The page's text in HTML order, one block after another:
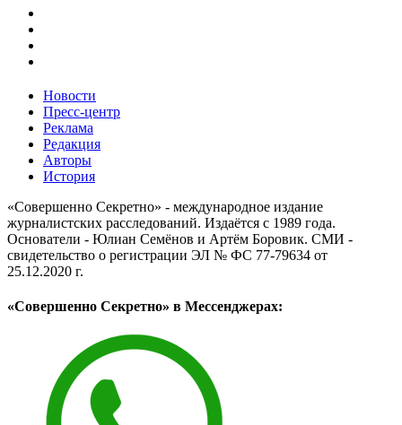
Новости
Пресс-центр
Реклама
Редакция
Авторы
История
«Совершенно Секретно» - международное издание
журналистских расследований. Издаётся с 1989 года.
Основатели - Юлиан Семёнов и Артём Боровик. CМИ -
свидетельство о регистрации ЭЛ № ФС 77-79634 от
25.12.2020 г.
«Совершенно Секретно» в Мессенджерах: